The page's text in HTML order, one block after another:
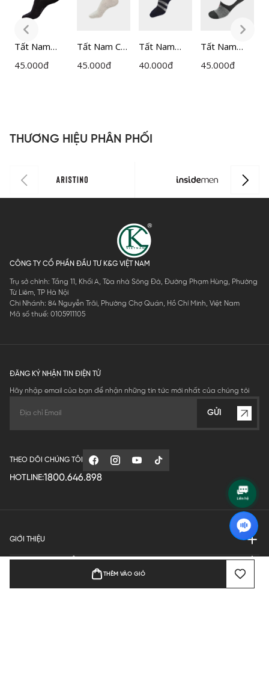
THÊM VÀO GIỎ
Tất Nam
Bizmen
45.000đ
Tất Nam Cổ
Ngắn
45.000đ
Tất Nam
Bizmen
40.000đ
Tất Nam
Bizmen
45.000đ
THƯƠNG HIỆU PHÂN PHỐI
CÔNG TY CỔ PHẦN ĐẦU TƯ K&G VIỆT NAM
Trụ sở chính: Tầng 11, Khối A, Tòa nhà Sông Đà, Đường Phạm Hùng, Phường
Từ Liêm, TP Hà Nội
Chi Nhánh: 84 Nguyễn Trãi, Phường Chợ Quán, Hồ Chí Minh, Việt Nam
Mã số thuế: 0105911105
ĐĂNG KÝ NHẬN TIN ĐIỆN TỬ
Hãy nhập email của bạn để nhận những tin tức mới nhất của chúng tôi
GỬI
THEO DÕI CHÚNG TÔI
HOTLINE:1800.646.898
GIỚI THIỆU
QUY ĐỊNH HOẠT ĐỘNG